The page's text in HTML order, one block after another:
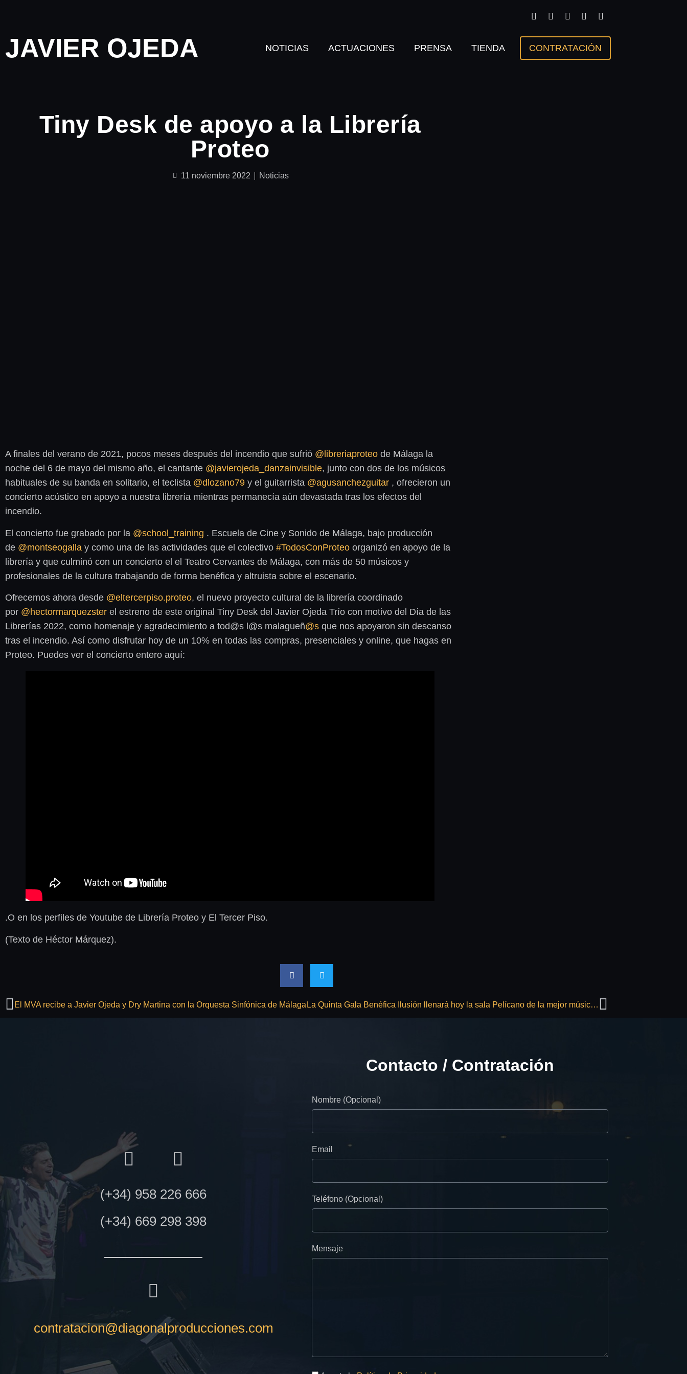
JAVIER OJEDA NOTICIAS ACTUACIONES PRENSA TIENDA CONTRATACIÓN
Tiny Desk de apoyo a la Librería
Proteo
11 noviembre 2022 Noticias
A finales del verano de 2021, pocos meses después del incendio que sufrió @libreriaproteo de Málaga la
noche del 6 de mayo del mismo año, el cantante @javierojeda_danzainvisible, junto con dos de los músicos
habituales de su banda en solitario, el teclista @dlozano79 y el guitarrista @agusanchezguitar , ofrecieron un
concierto acústico en apoyo a nuestra librería mientras permanecía aún devastada tras los efectos del
incendio.
El concierto fue grabado por la @school_training . Escuela de Cine y Sonido de Málaga, bajo producción
de @montseogalla y como una de las actividades que el colectivo #TodosConProteo organizó en apoyo de la
librería y que culminó con un concierto el el Teatro Cervantes de Málaga, con más de 50 músicos y
profesionales de la cultura trabajando de forma benéfica y altruista sobre el escenario.
Ofrecemos ahora desde @eltercerpiso.proteo, el nuevo proyecto cultural de la librería coordinado
por @hectormarquezster el estreno de este original Tiny Desk del Javier Ojeda Trío con motivo del Día de las
Librerías 2022, como homenaje y agradecimiento a tod@s l@s malagueñ@s que nos apoyaron sin descanso
tras el incendio. Así como disfrutar hoy de un 10% en todas las compras, presenciales y online, que hagas en
Proteo. Puedes ver el concierto entero aquí:
.O en los perfiles de Youtube de Librería Proteo y El Tercer Piso.
(Texto de Héctor Márquez).
El MVA recibe a Javier Ojeda y Dry Martina con la Orquesta Sinfónica de Málaga La Quinta Gala Benéfica Ilusión llenará hoy la sala Pelícano de la mejor música ochentera
(+34) 958 226 666
(+34) 669 298 398
contratacion@diagonalproducciones.com
Contacto / Contratación
Nombre (Opcional)
Email
Teléfono (Opcional)
Mensaje